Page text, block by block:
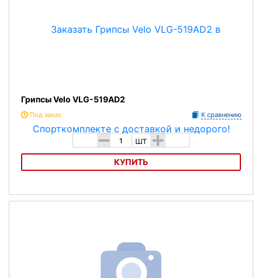
Грипсы Velo VLG-519AD2
Под заказ К сравнению
- шт +
КУПИТЬ
Грипсы Velo VLG-519AD2